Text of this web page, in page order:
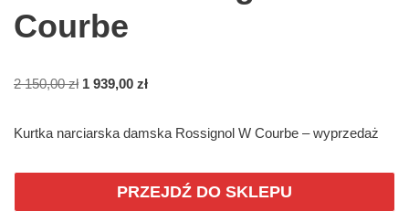
Courbe
2 150,00zł 1 939,00 zł
Kurtka narciarska damska Rossignol W Courbe – wyprzedaż
PRZEJDŹ DO SKLEPU